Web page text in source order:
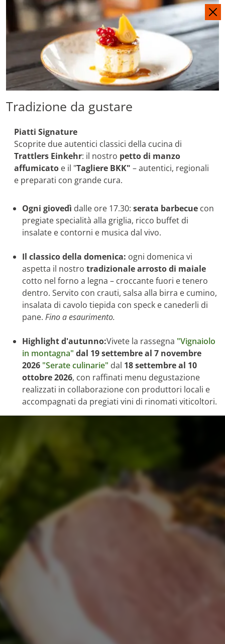
DE EN
Tradizione da gustare
Piatti Signature
Scoprite due autentici classici della cucina di
Trattlers Einkehr: il nostro petto di manzo
affumicato e il "Tagliere BKK" – autentici, regionali
e preparati con grande cura.
Ogni giovedì dalle ore 17.30: serata barbecue con
pregiate specialità alla griglia, ricco buffet di
insalate e contorni e musica dal vivo.
Il classico della domenica: ogni domenica vi
aspetta il nostro tradizionale arrosto di maiale
cotto nel forno a legna – croccante fuori e tenero
dentro. Servito con crauti, salsa alla birra e cumino,
insalata di cavolo tiepida con speck e canederli di
pane. Fino a esaurimento.
Highlight d'autunno:Vivete la rassegna "Vignaiolo
in montagna" dal 19 settembre al 7 novembre
2026 "Serate culinarie" dal 18 settembre al 10
ottobre 2026, con raffinati menu degustazione
realizzati in collaborazione con produttori locali e
accompagnati da pregiati vini di rinomati viticoltori.